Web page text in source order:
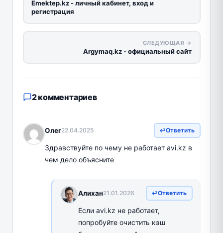
Emektep.kz - личный кабинет, вход и
регистрация
СЛЕДУЮЩАЯ →
Argymaq.kz - официальный сайт
2 комментариев
Олег22.04.2025 Ответить
Здравствуйте по чему не работает avi.kz в
чем дело объясните
Алихан21.01.2026 Ответить
Если avi.kz не работает,
попробуйте очистить кэш